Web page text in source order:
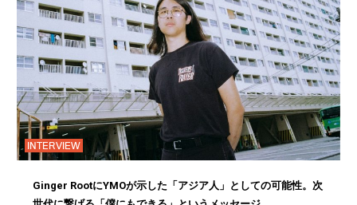
INTERVIEW
Ginger RootにYMOが示した「アジア人」としての可能性。次